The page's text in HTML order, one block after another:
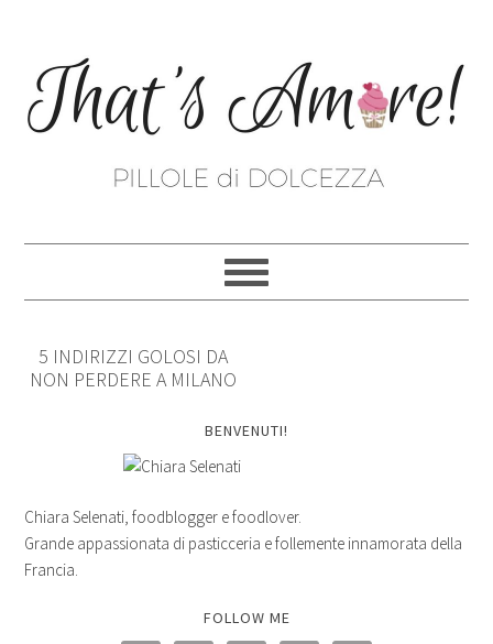
5 INDIRIZZI GOLOSI DA
NON PERDERE A MILANO
BENVENUTI!
Chiara Selenati, foodblogger e foodlover.
Grande appassionata di pasticceria e follemente innamorata della
Francia.
FOLLOW ME